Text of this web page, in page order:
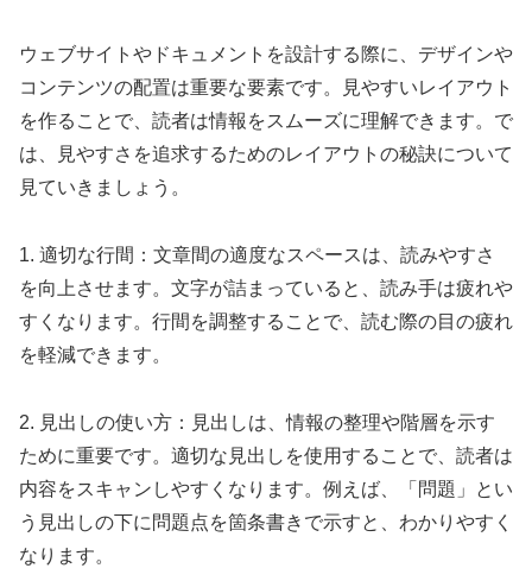
ウェブサイトやドキュメントを設計する際に、デザインや
コンテンツの配置は重要な要素です。見やすいレイアウト
を作ることで、読者は情報をスムーズに理解できます。で
は、見やすさを追求するためのレイアウトの秘訣について
見ていきましょう。
1. 適切な行間：文章間の適度なスペースは、読みやすさ
を向上させます。文字が詰まっていると、読み手は疲れや
すくなります。行間を調整することで、読む際の目の疲れ
を軽減できます。
2. 見出しの使い方：見出しは、情報の整理や階層を示す
ために重要です。適切な見出しを使用することで、読者は
内容をスキャンしやすくなります。例えば、「問題」とい
う見出しの下に問題点を箇条書きで示すと、わかりやすく
なります。